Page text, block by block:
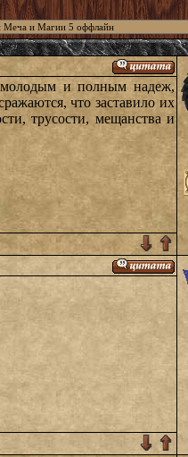
молодым и полным надеж,
что заставило их
трусости, мещанства и